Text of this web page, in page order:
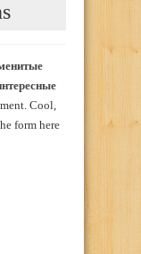
Cool,
form here